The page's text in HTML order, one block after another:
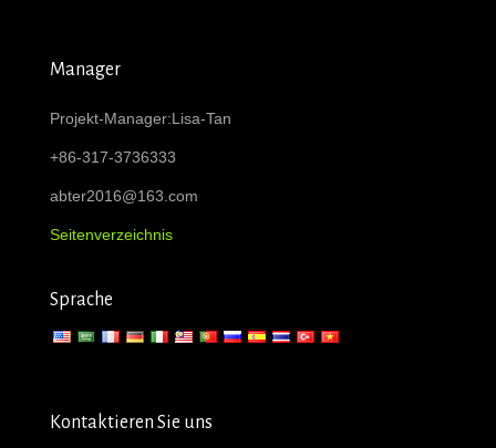
Manager
Projekt-Manager:Lisa-Tan
+86-317-3736333
abter2016@163.com
Seitenverzeichnis
Sprache
Kontaktieren Sie uns